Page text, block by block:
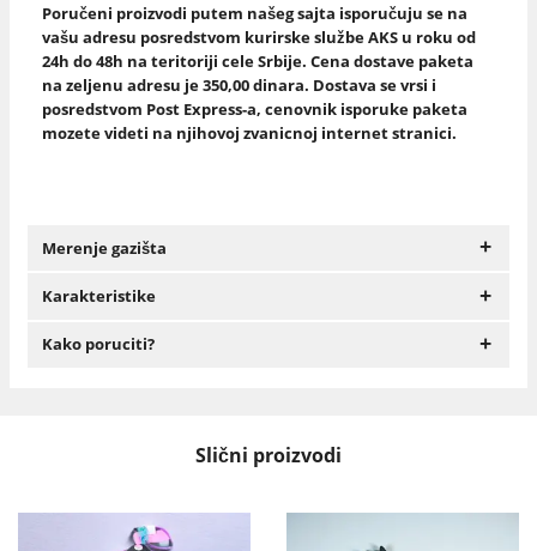
Poručeni proizvodi putem našeg sajta isporučuju se na
vašu adresu posredstvom kurirske službe AKS u roku od
24h do 48h na teritoriji cele Srbije. Cena dostave paketa
na zeljenu adresu je 350,00 dinara. Dostava se vrsi i
posredstvom Post Express-a, cenovnik isporuke paketa
mozete videti na njihovoj zvanicnoj internet stranici.
Merenje gazišta +
Karakteristike +
Kako poruciti? +
Slični proizvodi